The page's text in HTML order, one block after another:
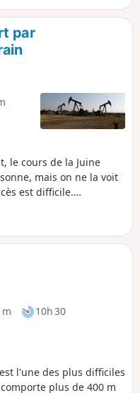
par
le cours de la Juine
mais on ne la voit
est difficile.
entre les champs
L'obélisque de Saint-
curiosité.
10h 30
l'une des plus difficiles
plus de 400 m